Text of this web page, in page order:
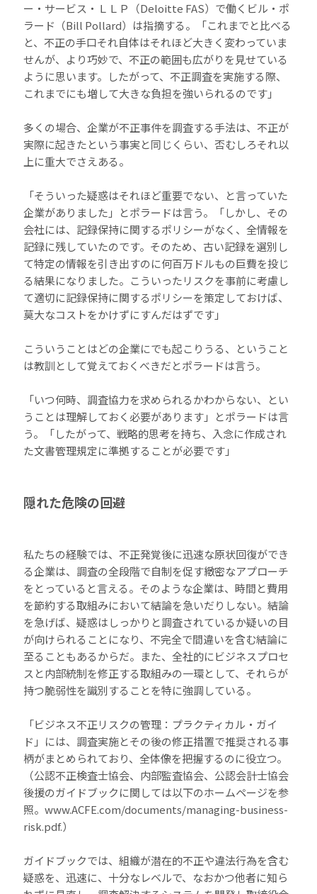
ー・サービス・ＬＬＰ（Deloitte FAS）で働くビル・ポ
ラード（Bill Pollard）は指摘する。「これまでと比べる
と、不正の手口それ自体はそれほど大きく変わっていま
せんが、より巧妙で、不正の範囲も広がりを見せている
ように思います。したがって、不正調査を実施する際、
これまでにも増して大きな負担を強いられるのです」
多くの場合、企業が不正事件を調査する手法は、不正が
実際に起きたという事実と同じくらい、否むしろそれ以
上に重大でさえある。
「そういった疑惑はそれほど重要でない、と言っていた
企業がありました」とポラードは言う。「しかし、その
会社には、記録保持に関するポリシーがなく、全情報を
記録に残していたのです。そのため、古い記録を選別し
て特定の情報を引き出すのに何百万ドルもの巨費を投じ
る結果になりました。こういったリスクを事前に考慮し
て適切に記録保持に関するポリシーを策定しておけば、
莫大なコストをかけずにすんだはずです」
こういうことはどの企業にでも起こりうる、ということ
は教訓として覚えておくべきだとポラードは言う。
「いつ何時、調査協力を求められるかわからない、とい
うことは理解しておく必要があります」とポラードは言
う。「したがって、戦略的思考を持ち、入念に作成され
た文書管理規定に準拠することが必要です」
隠れた危険の回避
私たちの経験では、不正発覚後に迅速な原状回復ができ
る企業は、調査の全段階で自制を促す緻密なアプローチ
をとっていると言える。そのような企業は、時間と費用
を節約する取組みにおいて結論を急いだりしない。結論
を急げば、疑惑はしっかりと調査されているか疑いの目
が向けられることになり、不完全で間違いを含む結論に
至ることもあるからだ。また、全社的にビジネスプロセ
スと内部統制を修正する取組みの一環として、それらが
持つ脆弱性を識別することを特に強調している。
「ビジネス不正リスクの管理：プラクティカル・ガイ
ド」には、調査実施とその後の修正措置で推奨される事
柄がまとめられており、全体像を把握するのに役立つ。
（公認不正検査士協会、内部監査協会、公認会計士協会
後援のガイドブックに関しては以下のホームページを参
照。www.ACFE.com/documents/managing-business-
risk.pdf.）
ガイドブックでは、組織が潜在的不正や違法行為を含む
疑惑を、迅速に、十分なレベルで、なおかつ他者に知ら